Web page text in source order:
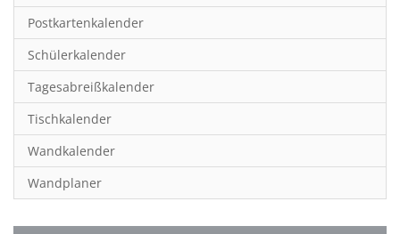
Hobby & Basteln
Humor & Cartoon
Inpiration & Entspannung
Inspiration & Entspannung
Inspiration & Spiritualität
Kinderkalender
Kunst
Postkartenkalender
Schülerkalender
Tagesabreißkalender
Tischkalender
Wandkalender
Wandplaner